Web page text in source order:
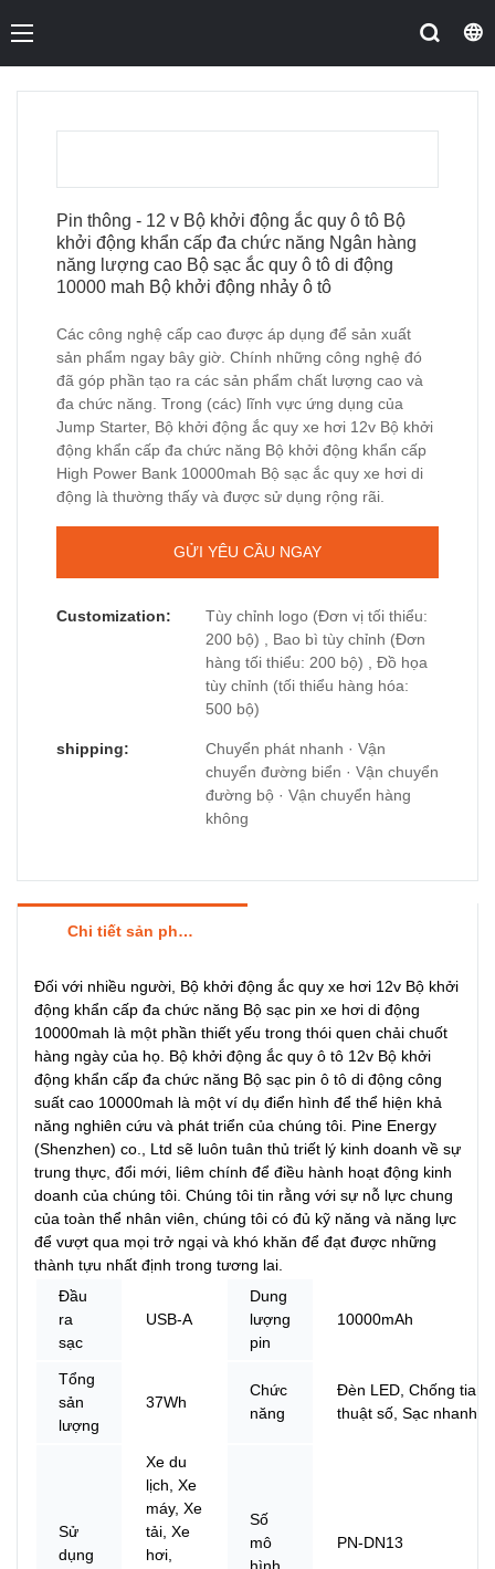
Pin thông - 12 v Bộ khởi động ắc quy ô tô Bộ
khởi động khẩn cấp đa chức năng Ngân hàng
năng lượng cao Bộ sạc ắc quy ô tô di động
10000 mah Bộ khởi động nhảy ô tô
Các công nghệ cấp cao được áp dụng để sản xuất
sản phẩm ngay bây giờ. Chính những công nghệ đó
đã góp phần tạo ra các sản phẩm chất lượng cao và
đa chức năng. Trong (các) lĩnh vực ứng dụng của
Jump Starter, Bộ khởi động ắc quy xe hơi 12v Bộ khởi
động khẩn cấp đa chức năng Bộ khởi động khẩn cấp
High Power Bank 10000mah Bộ sạc ắc quy xe hơi di
động là thường thấy và được sử dụng rộng rãi.
GỬI YÊU CẦU NGAY
Customization:
Tùy chỉnh logo (Đơn vị tối thiểu:
200 bộ) , Bao bì tùy chỉnh (Đơn
hàng tối thiểu: 200 bộ) , Đồ họa
tùy chỉnh (tối thiểu hàng hóa:
500 bộ)
shipping:
Chuyển phát nhanh · Vận
chuyển đường biển · Vận chuyển
đường bộ · Vận chuyển hàng
không
Chi tiết sản phẩm
Đối với nhiều người, Bộ khởi động ắc quy xe hơi 12v Bộ khởi
động khẩn cấp đa chức năng Bộ sạc pin xe hơi di động
10000mah là một phần thiết yếu trong thói quen chải chuốt
hàng ngày của họ. Bộ khởi động ắc quy ô tô 12v Bộ khởi
động khẩn cấp đa chức năng Bộ sạc pin ô tô di động công
suất cao 10000mah là một ví dụ điển hình để thể hiện khả
năng nghiên cứu và phát triển của chúng tôi. Pine Energy
(Shenzhen) co., Ltd sẽ luôn tuân thủ triết lý kinh doanh về sự
trung thực, đổi mới, liêm chính để điều hành hoạt động kinh
doanh của chúng tôi. Chúng tôi tin rằng với sự nỗ lực chung
của toàn thể nhân viên, chúng tôi có đủ kỹ năng và năng lực
để vượt qua mọi trở ngại và khó khăn để đạt được những
thành tựu nhất định trong tương lai.
Đầu
ra
sạc
USB-A
Dung
lượng
pin
10000mAh
Tổng
sản
lượng
37Wh
Chức
năng
Đèn LED, Chống tia
thuật số, Sạc nhanh
Sử
dụng
Xe du
lịch, Xe
máy, Xe
tải, Xe
hơi,
Số
mô
hình
PN-DN13